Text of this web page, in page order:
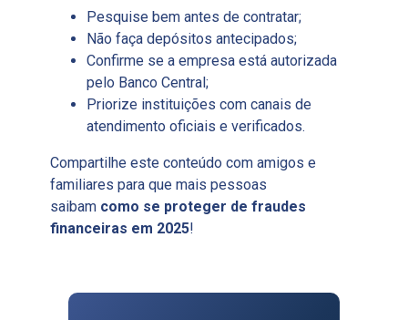
Pesquise bem antes de contratar;
Não faça depósitos antecipados;
Confirme se a empresa está autorizada
pelo Banco Central;
Priorize instituições com canais de
atendimento oficiais e verificados.
Compartilhe este conteúdo com amigos e
familiares para que mais pessoas
saibam como se proteger de fraudes
financeiras em 2025!